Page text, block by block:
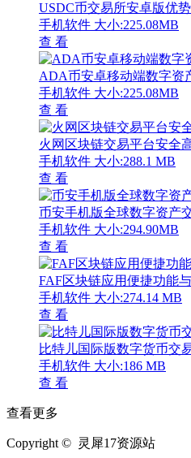
USDC币交易所安卓版优
手机软件 大小:225.08MB
查 看
ADA币安卓移动端数字资
手机软件 大小:225.08MB
查 看
火网区块链交易平台安全
手机软件 大小:288.1 MB
查 看
币安手机版全球数字资产
手机软件 大小:294.90MB
查 看
FAF区块链应用便捷功能
手机软件 大小:274.14 MB
查 看
比特儿国际版数字货币交
手机软件 大小:186 MB
查 看
查看更多
Copyright © 灵犀17资源站